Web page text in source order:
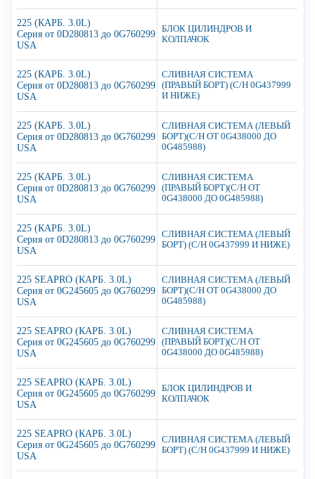
225 (КАРБ. 3.0L)
Серия от 0D280813 до 0G760299
USA
БЛОК ЦИЛИНДРОВ И
КОЛПАЧОК
225 (КАРБ. 3.0L)
Серия от 0D280813 до 0G760299
USA
СЛИВНАЯ СИСТЕМА
(ПРАВЫЙ БОРТ) (С/Н 0G437999
И НИЖЕ)
225 (КАРБ. 3.0L)
Серия от 0D280813 до 0G760299
USA
СЛИВНАЯ СИСТЕМА (ЛЕВЫЙ
БОРТ)(С/Н ОТ 0G438000 ДО
0G485988)
225 (КАРБ. 3.0L)
Серия от 0D280813 до 0G760299
USA
СЛИВНАЯ СИСТЕМА
(ПРАВЫЙ БОРТ)(С/Н ОТ
0G438000 ДО 0G485988)
225 (КАРБ. 3.0L)
Серия от 0D280813 до 0G760299
USA
СЛИВНАЯ СИСТЕМА (ЛЕВЫЙ
БОРТ) (С/Н 0G437999 И НИЖЕ)
225 SEAPRO (КАРБ. 3.0L)
Серия от 0G245605 до 0G760299
USA
СЛИВНАЯ СИСТЕМА (ЛЕВЫЙ
БОРТ)(С/Н ОТ 0G438000 ДО
0G485988)
225 SEAPRO (КАРБ. 3.0L)
Серия от 0G245605 до 0G760299
USA
СЛИВНАЯ СИСТЕМА
(ПРАВЫЙ БОРТ)(С/Н ОТ
0G438000 ДО 0G485988)
225 SEAPRO (КАРБ. 3.0L)
Серия от 0G245605 до 0G760299
USA
БЛОК ЦИЛИНДРОВ И
КОЛПАЧОК
225 SEAPRO (КАРБ. 3.0L)
Серия от 0G245605 до 0G760299
USA
СЛИВНАЯ СИСТЕМА (ЛЕВЫЙ
БОРТ) (С/Н 0G437999 И НИЖЕ)